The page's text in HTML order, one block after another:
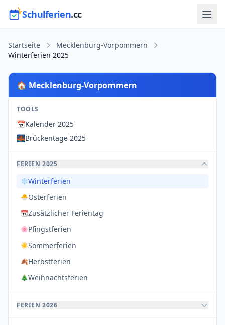
Schulferien.cc
Startseite
Mecklenburg-Vorpommern
Winterferien 2025
🏠 Mecklenburg-Vorpommern
TOOLS
📅Kalender 2025
🌉Brückentage 2025
FERIEN 2025
❄️Winterferien
🐣Osterferien
📆Zusätzlicher Ferientag
🌸Pfingstferien
☀️Sommerferien
🍂Herbstferien
🎄Weihnachtsferien
FERIEN 2026